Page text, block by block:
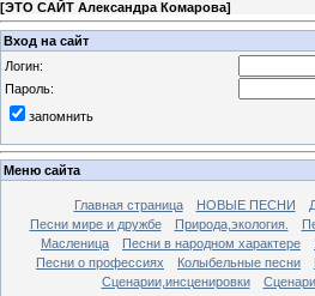
[ЭТО САЙТ Александра Комарова]
Вход на сайт
Логин:
Пароль:
запомнить
Меню сайта
Главная страница НОВЫЕ ПЕСНИ
Песни мире и дружбе
Природа,экология.
Масленица
Песни в народном характере
Песни о профессиях
Колыбельные песни
Сценарии,инсценировки